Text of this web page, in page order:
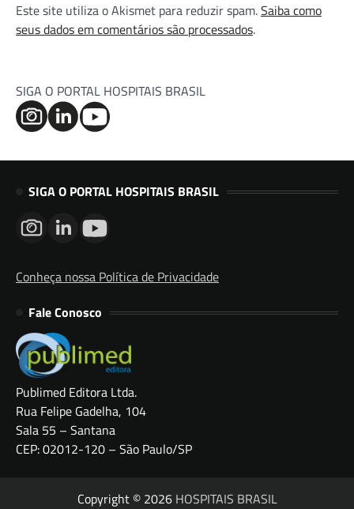
Este site utiliza o Akismet para reduzir spam.Saiba como
seus dados em comentários são processados.
SIGA O PORTAL HOSPITAIS BRASIL
SIGA O PORTAL HOSPITAIS BRASIL
Conheça nossa Política de Privacidade
Fale Conosco
Publimed Editora Ltda.
Rua Felipe Gadelha, 104
Sala 55 – Santana
CEP: 02012-120 – São Paulo/SP
Copyright © 2026 HOSPITAIS BRASIL